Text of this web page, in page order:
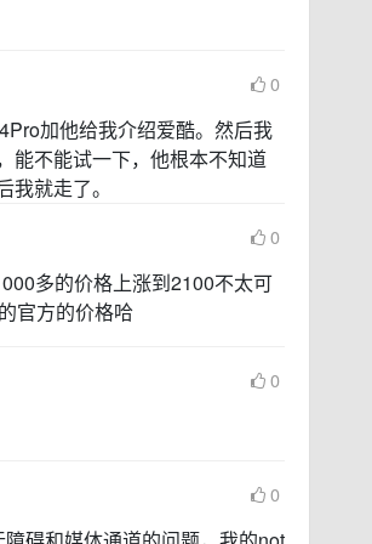
0
加他给我介绍爱酷。然后我
能不能试一下，他根本不知道
就走了。
0
多的价格上涨到2100不太可
官方的价格哈
0
0